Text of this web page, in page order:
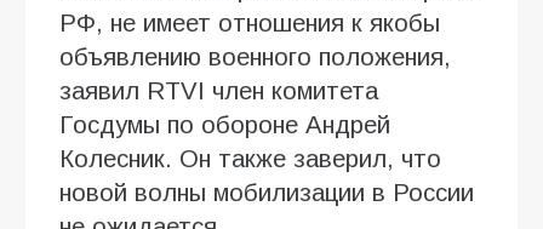
РФ, не имеет отношения к якобы
объявлению военного положения,
заявил RTVI член комитета
Госдумы по обороне Андрей
Колесник. Он также заверил, что
новой волны мобилизации в России